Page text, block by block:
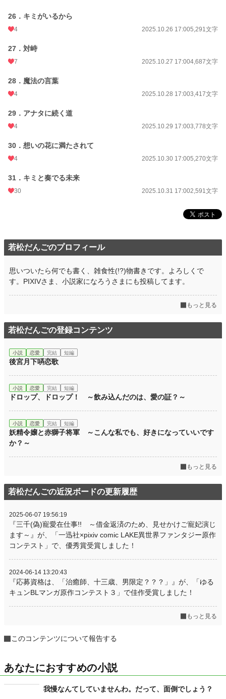
26．キミがいるから
4 2025.10.26 17:005,291文字
27．対峙
7 2025.10.27 17:004,687文字
28．魔法の言葉
4 2025.10.28 17:003,417文字
29．アナタに続く道
4 2025.10.29 17:003,778文字
30．想いの花に満たされて
4 2025.10.30 17:005,270文字
31．キミと奏でる未来
30 2025.10.31 17:002,591文字
若松だんごのプロフィール
思いついたら何でも書く、雑食性(!?)物書きです。よろしくで
す。PIXIVさま、小説家になろうさまにも投稿してます。
もっと見る
若松だんごの登録コンテンツ
小説 恋愛 完結 短編
後宮月下哢恋歌
小説 恋愛 完結 短編
ドロップ、ドロップ！ ～飲み込んだのは、愛の証？～
小説 恋愛 完結 短編
妖精令嬢と赤獅子将軍 ～こんな私でも、好きになっていいです
か？～
もっと見る
若松だんごの近況ボードの更新履歴
2025-06-07 19:56:19
『三千(偽)寵愛在仕事!! ～借金返済のため、見せかけご寵妃演じ
ます～』が、「一迅社×pixiv comic LAKE異世界ファンタジー原作
コンテスト」で、優秀賞受賞しました！
2024-06-14 13:20:43
『応募資格は、「治癒師、十三歳、男限定？？？」』が、「ゆる
キュンBLマンガ原作コンテスト３」で佳作受賞しました！
もっと見る
このコンテンツについて報告する
あなたにおすすめの小説
我慢なんてしていませんわ。だって、面倒でしょう？